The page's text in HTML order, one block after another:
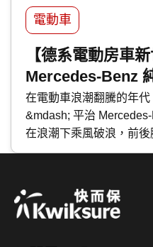
電動車
【德系電動房車
Mercedes-Benz
寶馬 BMW 純電
在電動車浪潮翻騰的年
&mdash; 平治
在浪潮下乘風破浪，前
分別為 純電 C-Class 及
性的四門房車，看看兩
車的發展。而作為準備入
選擇？